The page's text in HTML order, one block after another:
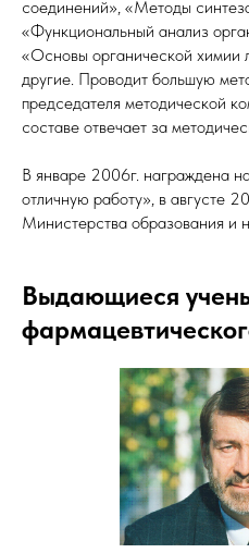
соединений», «Методы
«Функциональный анализ
«Основы органической химии
другие. Проводит большую
председателя методической
составе отвечает за
В январе 2006г. награждена
отличную работу», в августе
Министерства образования и
Выдающиеся